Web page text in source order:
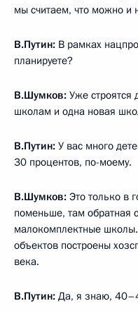
мы считаем, что можно и
В.Путин: В рамках
планируете?
В.Шумков: Уже строятся
школам и одна новая
В.Путин: У вас много
30 процентов, по-моему.
В.Шумков: Это только в
поменьше, там обратная
малокомплектные
объектов построены
века.
В.Путин: Да, я знаю,